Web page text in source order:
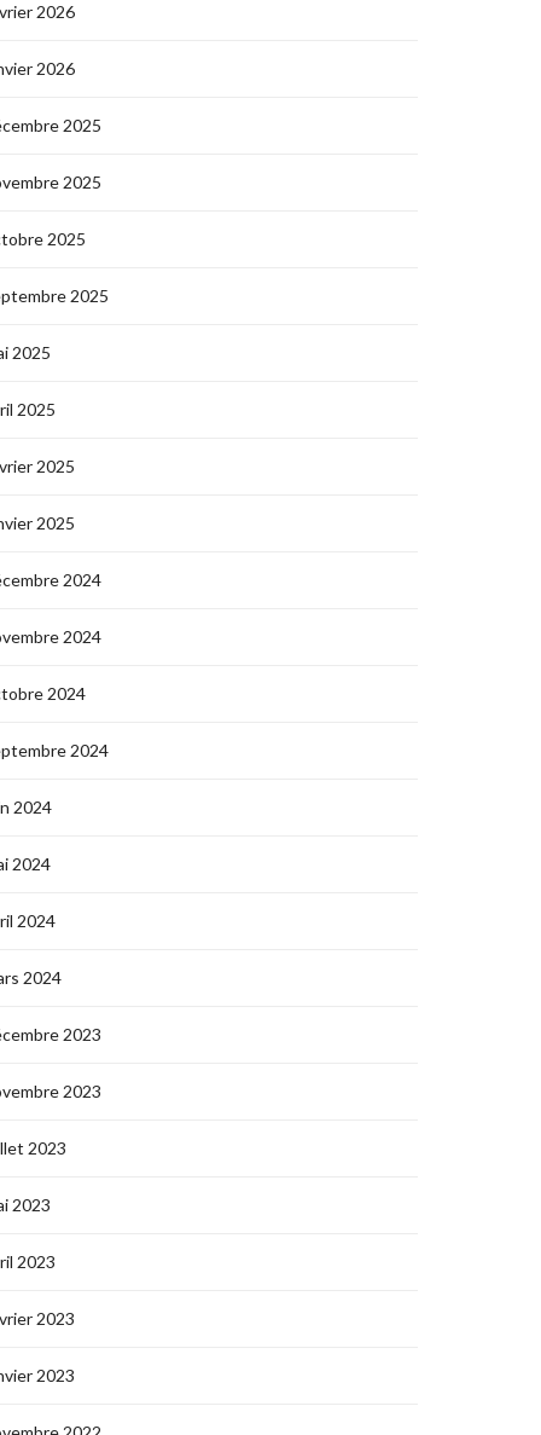
2026
2026
2025
2025
2025
2025
2025
2025
2025
2025
2024
2024
2024
2024
2024
2024
2024
2024
2023
2023
2023
2023
2023
2023
2023